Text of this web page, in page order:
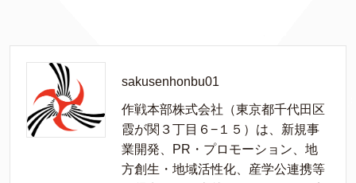
sakusenhonbu01
作戦本部株式会社（東京都千代田区
霞が関３丁目６−１５）は、新規事
業開発、PR・プロモーション、地
方創生・地域活性化、産学公連携等